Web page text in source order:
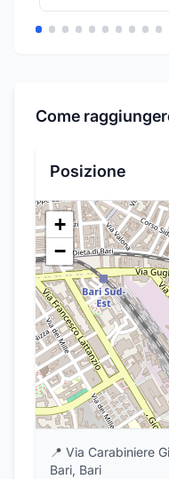
Come
Posizione
+
−
📍 Via Carabiniere
Bari, Bari